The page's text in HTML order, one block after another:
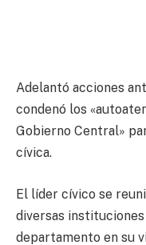
Adelantó acciones
condenó los
Gobierno Central»
cívica.
El líder cívico se
diversas
departamento en su